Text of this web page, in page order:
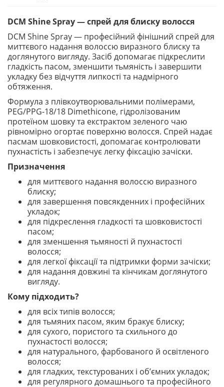
DCM Shine Spray — спрей для блиску волосся
DCM Shine Spray — професійний фінішний спрей для
миттєвого надання волоссю виразного блиску та
доглянутого вигляду. Засіб допомагає підкреслити
гладкість пасом, зменшити тьмяність і завершити
укладку без відчуття липкості та надмірного
обтяження.
Формула з плівкоутворювальними полімерами,
PEG/PPG-18/18 Dimethicone, гідролізованим
протеїном шовку та екстрактом зеленого чаю
рівномірно огортає поверхню волосся. Спрей надає
пасмам шовковистості, допомагає контролювати
пухнастість і забезпечує легку фіксацію зачіски.
Призначення
для миттєвого надання волоссю виразного
блиску;
для завершення повсякденних і професійних
укладок;
для підкреслення гладкості та шовковистості
пасом;
для зменшення тьмяності й пухнастості
волосся;
для легкої фіксації та підтримки форми зачіски;
для надання довжині та кінчикам доглянутого
вигляду.
Кому підходить?
для всіх типів волосся;
для тьмяних пасом, яким бракує блиску;
для сухого, пористого та схильного до
пухнастості волосся;
для натурального, фарбованого й освітленого
волосся;
для гладких, текстурованих і об’ємних укладок;
для регулярного домашнього та професійного